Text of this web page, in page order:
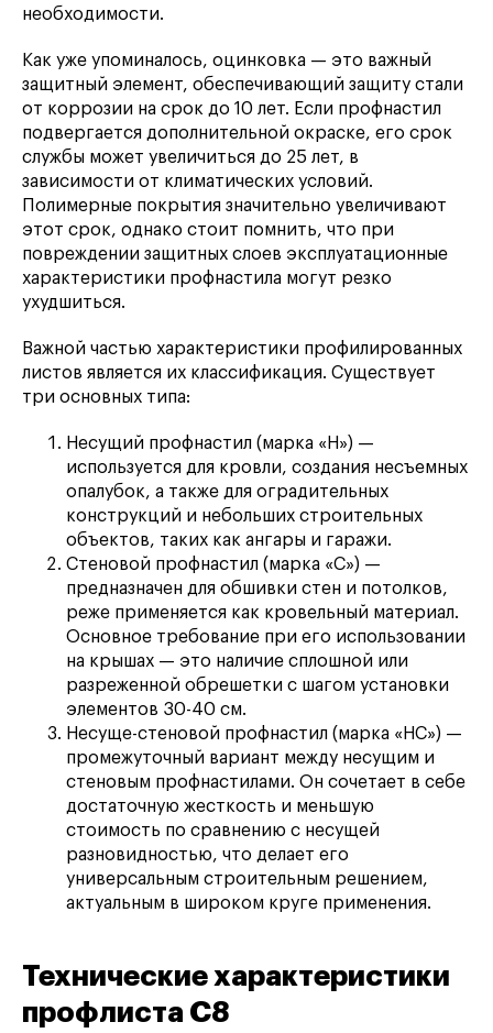
необходимости.
Как уже упоминалось, оцинковка — это важный
защитный элемент, обеспечивающий защиту стали
от коррозии на срок до 10 лет. Если профнастил
подвергается дополнительной окраске, его срок
службы может увеличиться до 25 лет, в
зависимости от климатических условий.
Полимерные покрытия значительно увеличивают
этот срок, однако стоит помнить, что при
повреждении защитных слоев эксплуатационные
характеристики профнастила могут резко
ухудшиться.
Важной частью характеристики профилированных
листов является их классификация. Существует
три основных типа:
Несущий профнастил (марка «Н») —
используется для кровли, создания несъемных
опалубок, а также для оградительных
конструкций и небольших строительных
объектов, таких как ангары и гаражи.
Стеновой профнастил (марка «С») —
предназначен для обшивки стен и потолков,
реже применяется как кровельный материал.
Основное требование при его использовании
на крышах — это наличие сплошной или
разреженной обрешетки с шагом установки
элементов 30-40 см.
Несуще-стеновой профнастил (марка «НС») —
промежуточный вариант между несущим и
стеновым профнастилами. Он сочетает в себе
достаточную жесткость и меньшую
стоимость по сравнению с несущей
разновидностью, что делает его
универсальным строительным решением,
актуальным в широком круге применения.
Технические характеристики
профлиста С8